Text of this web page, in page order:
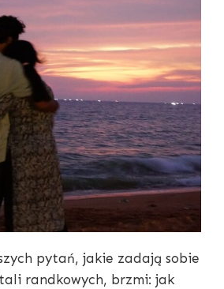
pytań, jakie zadają sobie
randkowych, brzmi: jak